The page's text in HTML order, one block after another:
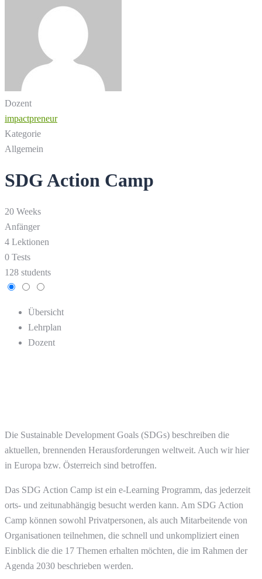
Dozent
impactpreneur
Kategorie
Allgemein
SDG Action Camp
20 Weeks
Anfänger
4 Lektionen
0 Tests
128 students
Übersicht
Lehrplan
Dozent
Die Sustainable Development Goals (SDGs) beschreiben die
aktuellen, brennenden Herausforderungen weltweit. Auch wir hier
in Europa bzw. Österreich sind betroffen.
Das SDG Action Camp ist ein e-Learning Programm, das jederzeit
orts- und zeitunabhängig besucht werden kann. Am SDG Action
Camp können sowohl Privatpersonen, als auch Mitarbeitende von
Organisationen teilnehmen, die schnell und unkompliziert einen
Einblick die die 17 Themen erhalten möchten, die im Rahmen der
Agenda 2030 beschrieben werden.